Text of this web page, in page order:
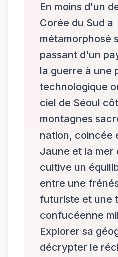
En moins d'un
Corée du Sud a
métamorphosé
passant d'un
la guerre à une
technologique
ciel de Séoul
montagnes
nation, coincée
Jaune et la mer
cultive un
entre une
futuriste et une
confucéenne
Explorer sa
décrypter le